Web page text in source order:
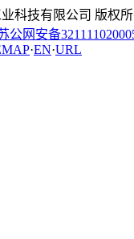
科技有限公司 版权所
公网安备
·EN·URL